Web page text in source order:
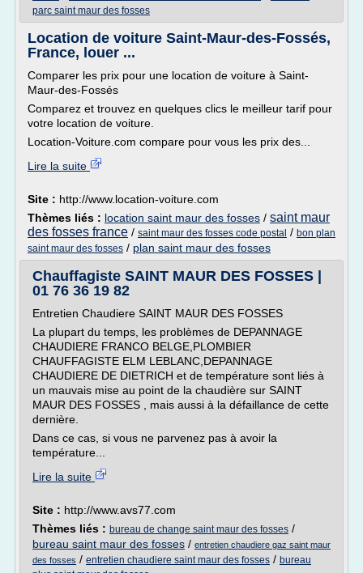
parc saint maur des fosses
Location de voiture Saint-Maur-des-Fossés,
France, louer ...
Comparer les prix pour une location de voiture à Saint-
Maur-des-Fossés
Comparez et trouvez en quelques clics le meilleur tarif pour
votre location de voiture.
Location-Voiture.com compare pour vous les prix des...
Lire la suite
Site : http://www.location-voiture.com
Thèmes liés : location saint maur des fosses / saint maur
des fosses france / saint maur des fosses code postal / bon plan
saint maur des fosses / plan saint maur des fosses
Chauffagiste SAINT MAUR DES FOSSES |
01 76 36 19 82
Entretien Chaudiere SAINT MAUR DES FOSSES
La plupart du temps, les problèmes de DEPANNAGE
CHAUDIERE FRANCO BELGE,PLOMBIER
CHAUFFAGISTE ELM LEBLANC,DEPANNAGE
CHAUDIERE DE DIETRICH et de température sont liés à
un mauvais mise au point de la chaudière sur SAINT
MAUR DES FOSSES , mais aussi à la défaillance de cette
dernière.
Dans ce cas, si vous ne parvenez pas à avoir la
température...
Lire la suite
Site : http://www.avs77.com
Thèmes liés : bureau de change saint maur des fosses /
bureau saint maur des fosses / entretien chaudiere gaz saint maur
des fosses / entretien chaudiere saint maur des fosses / bureau